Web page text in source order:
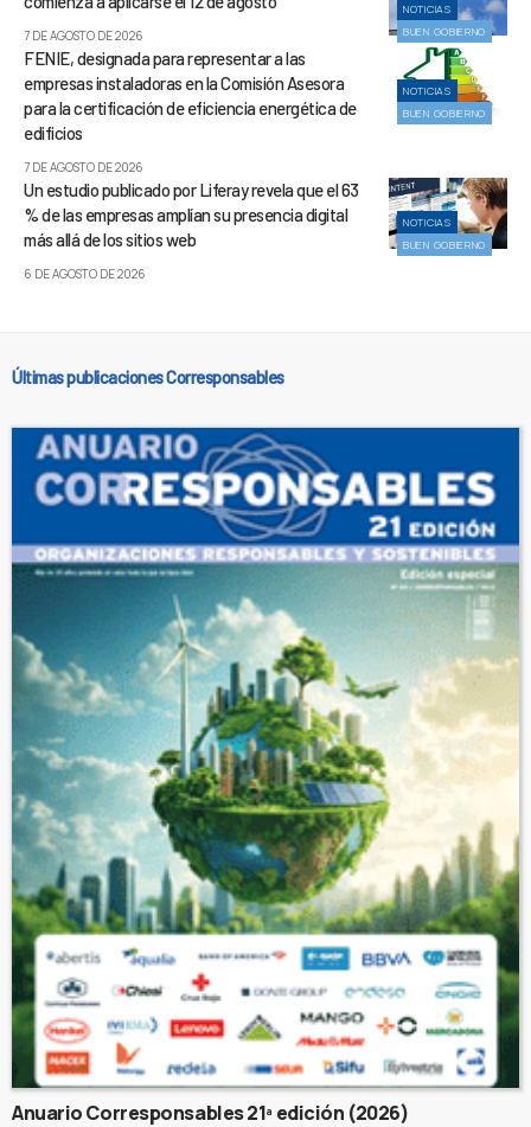
NOTICIAS
BUEN GOBIERNO
7 DE AGOSTO DE 2026
NOTICIAS
BUEN GOBIERNO
FENIE, designada para representar a las
empresas instaladoras en la Comisión Asesora
para la certificación de eficiencia energética de
edificios
7 DE AGOSTO DE 2026
NOTICIAS
BUEN GOBIERNO
Un estudio publicado por Liferay revela que el 63
% de las empresas amplían su presencia digital
más allá de los sitios web
6 DE AGOSTO DE 2026
Últimas publicaciones Corresponsables
Anuario Corresponsables 21ª edición (2026)